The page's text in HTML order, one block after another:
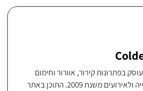
צוות Colder Israel עוסק בפתרונות קירור, אוורור וחימום
לבית, לעסק, לתעשייה ולאירועים משנת 2009. התוכן באתר